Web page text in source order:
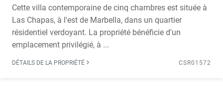
Cette villa contemporaine de cinq chambres est située à
Las Chapas, à l'est de Marbella, dans un quartier
résidentiel verdoyant. La propriété bénéficie d'un
emplacement privilégié, à ...
DÉTAILS DE LA PROPRIÉTÉ CSR01572